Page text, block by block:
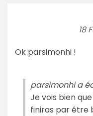
18
Ok parsimonhi !
parsimonhi a
Je vois bien
finiras par être